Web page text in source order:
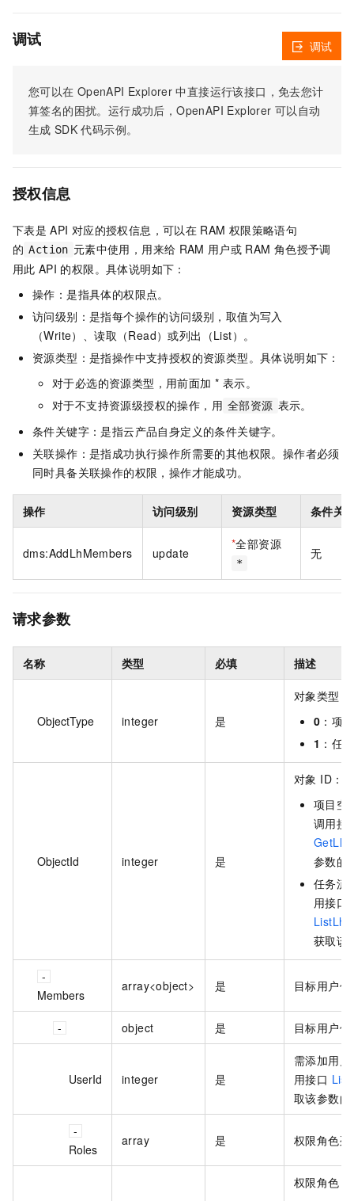
调试
您可以在 OpenAPI Explorer 中直接运行该接口，免去您计
算签名的困扰。运行成功后，OpenAPI Explorer 可以自动
生成 SDK 代码示例。
调试
授权信息
下表是 API 对应的授权信息，可以在 RAM 权限策略语句
的 Action 元素中使用，用来给 RAM 用户或 RAM 角色授予调
用此 API 的权限。具体说明如下：
操作：是指具体的权限点。
访问级别：是指每个操作的访问级别，取值为写入
（Write）、读取（Read）或列出（List）。
资源类型：是指操作中支持授权的资源类型。具体说明如下：
对于必选的资源类型，用前面加 * 表示。
对于不支持资源级授权的操作，用 全部资源 表示。
条件关键字：是指云产品自身定义的条件关键字。
关联操作：是指成功执行操作所需要的其他权限。操作者必须
同时具备关联操作的权限，操作才能成功。
操作 访问级别 资源类型 条件关
dms:AddLhMembers update
*全部资源
*
无
请求参数
名称 类型 必填 描述
ObjectType integer 是
对象类型
0 ：项
1 ：任
ObjectId integer 是
对象 ID：
项目空
调用接
参数的
任务流
用接口
获取该
Members
array<object> 是 目标用户
object 是 目标用户
UserId integer 是
需添加用
用接口
取该参数的
Roles
array 是 权限角色列
权限角色